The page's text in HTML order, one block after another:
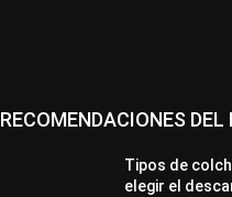
RECOMENDACIONES DEL
Tipos de
elegir el